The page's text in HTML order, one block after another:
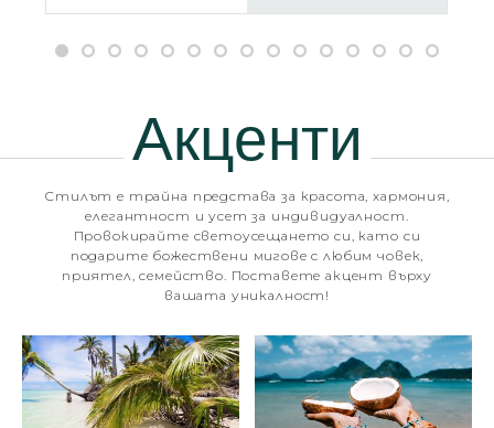
Акценти
Стилът е трайна представа за красота, хармония,
елегантност и усет за индивидуалност.
Провокирайте светоусещането си, като си
подарите божествени мигове с любим човек,
приятел, семейство. Поставете акцент върху
вашата уникалност!